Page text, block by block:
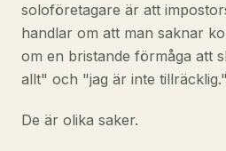
soloföretagare är att
handlar om att man saknar
om en bristande förmåga att
allt" och "jag är inte tillräcklig."
De är olika saker.